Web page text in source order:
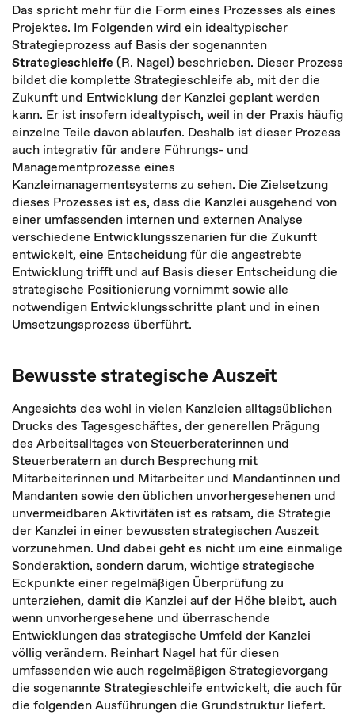
Das spricht mehr für die Form eines Prozesses als eines
Projektes. Im Folgenden wird ein idealtypischer
Strategieprozess auf Basis der sogenannten
Strategieschleife (R. Nagel) beschrieben. Dieser Prozess
bildet die komplette Strategieschleife ab, mit der die
Zukunft und Entwicklung der Kanzlei geplant werden
kann. Er ist insofern idealtypisch, weil in der Praxis häufig
einzelne Teile davon ablaufen. Deshalb ist dieser Prozess
auch integrativ für andere Führungs- und
Managementprozesse eines
Kanzleimanagementsystems zu sehen. Die Zielsetzung
dieses Prozesses ist es, dass die Kanzlei ausgehend von
einer umfassenden internen und externen Analyse
verschiedene Entwicklungsszenarien für die Zukunft
entwickelt, eine Entscheidung für die angestrebte
Entwicklung trifft und auf Basis dieser Entscheidung die
strategische Positionierung vornimmt sowie alle
notwendigen Entwicklungsschritte plant und in einen
Umsetzungsprozess überführt.
Bewusste strategische Auszeit
Angesichts des wohl in vielen Kanzleien alltagsüblichen
Drucks des Tagesgeschäftes, der generellen Prägung
des Arbeitsalltages von Steuerberaterinnen und
Steuerberatern an durch Besprechung mit
Mitarbeiterinnen und Mitarbeiter und Mandantinnen und
Mandanten sowie den üblichen unvorhergesehenen und
unvermeidbaren Aktivitäten ist es ratsam, die Strategie
der Kanzlei in einer bewussten strategischen Auszeit
vorzunehmen. Und dabei geht es nicht um eine einmalige
Sonderaktion, sondern darum, wichtige strategische
Eckpunkte einer regelmäßigen Überprüfung zu
unterziehen, damit die Kanzlei auf der Höhe bleibt, auch
wenn unvorhergesehene und überraschende
Entwicklungen das strategische Umfeld der Kanzlei
völlig verändern. Reinhart Nagel hat für diesen
umfassenden wie auch regelmäßigen Strategievorgang
die sogenannte Strategieschleife entwickelt, die auch für
die folgenden Ausführungen die Grundstruktur liefert.